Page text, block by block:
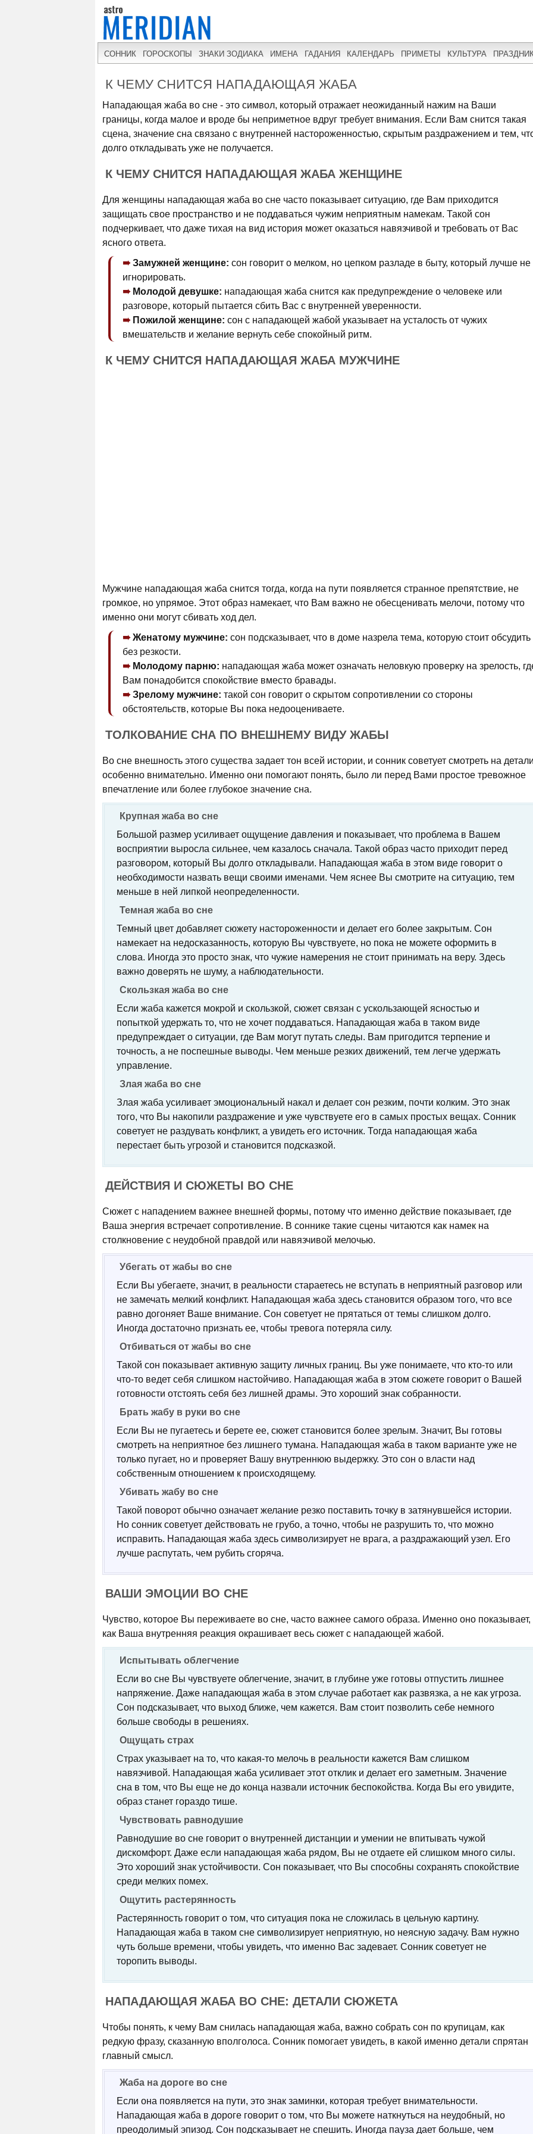
СОННИК ГОРОСКОПЫ ЗНАКИ ЗОДИАКА ИМЕНА ГАДАНИЯ КАЛЕНДАРЬ ПРИМЕТЫ КУЛЬТУРА
К ЧЕМУ СНИТСЯ НАПАДАЮЩАЯ ЖАБА
Нападающая жаба во сне - это символ, который отражает неожиданный нажим на Ваши
границы, когда малое и вроде бы неприметное вдруг требует внимания. Если Вам снится такая
сцена, значение сна связано с внутренней настороженностью, скрытым раздражением и тем,
долго откладывать уже не получается.
К ЧЕМУ СНИТСЯ НАПАДАЮЩАЯ ЖАБА ЖЕНЩИНЕ
Для женщины нападающая жаба во сне часто показывает ситуацию, где Вам приходится
защищать свое пространство и не поддаваться чужим неприятным намекам. Такой сон
подчеркивает, что даже тихая на вид история может оказаться навязчивой и требовать от Вас
ясного ответа.
Замужней женщине: сон говорит о мелком, но цепком разладе в быту, который лучше не
игнорировать.
Молодой девушке: нападающая жаба снится как предупреждение о человеке или
разговоре, который пытается сбить Вас с внутренней уверенности.
Пожилой женщине: сон с нападающей жабой указывает на усталость от чужих
вмешательств и желание вернуть себе спокойный ритм.
К ЧЕМУ СНИТСЯ НАПАДАЮЩАЯ ЖАБА МУЖЧИНЕ
Мужчине нападающая жаба снится тогда, когда на пути появляется странное препятствие, не
громкое, но упрямое. Этот образ намекает, что Вам важно не обесценивать мелочи, потому что
именно они могут сбивать ход дел.
Женатому мужчине: сон подсказывает, что в доме назрела тема, которую стоит обсудить
без резкости.
Молодому парню: нападающая жаба может означать неловкую проверку на зрелость,
Вам понадобится спокойствие вместо бравады.
Зрелому мужчине: такой сон говорит о скрытом сопротивлении со стороны
обстоятельств, которые Вы пока недооцениваете.
ТОЛКОВАНИЕ СНА ПО ВНЕШНЕМУ ВИДУ ЖАБЫ
Во сне внешность этого существа задает тон всей истории, и сонник советует смотреть на
особенно внимательно. Именно они помогают понять, было ли перед Вами простое тревожное
впечатление или более глубокое значение сна.
Крупная жаба во сне
Большой размер усиливает ощущение давления и показывает, что проблема в Вашем
восприятии выросла сильнее, чем казалось сначала. Такой образ часто приходит перед
разговором, который Вы долго откладывали. Нападающая жаба в этом виде говорит о
необходимости назвать вещи своими именами. Чем яснее Вы смотрите на ситуацию, тем
меньше в ней липкой неопределенности.
Темная жаба во сне
Темный цвет добавляет сюжету настороженности и делает его более закрытым. Сон
намекает на недосказанность, которую Вы чувствуете, но пока не можете оформить в
слова. Иногда это просто знак, что чужие намерения не стоит принимать на веру. Здесь
важно доверять не шуму, а наблюдательности.
Скользкая жаба во сне
Если жаба кажется мокрой и скользкой, сюжет связан с ускользающей ясностью и
попыткой удержать то, что не хочет поддаваться. Нападающая жаба в таком виде
предупреждает о ситуации, где Вам могут путать следы. Вам пригодится терпение и
точность, а не поспешные выводы. Чем меньше резких движений, тем легче удержать
управление.
Злая жаба во сне
Злая жаба усиливает эмоциональный накал и делает сон резким, почти колким. Это знак
того, что Вы накопили раздражение и уже чувствуете его в самых простых вещах. Сонник
советует не раздувать конфликт, а увидеть его источник. Тогда нападающая жаба
перестает быть угрозой и становится подсказкой.
ДЕЙСТВИЯ И СЮЖЕТЫ ВО СНЕ
Сюжет с нападением важнее внешней формы, потому что именно действие показывает, где
Ваша энергия встречает сопротивление. В соннике такие сцены читаются как намек на
столкновение с неудобной правдой или навязчивой мелочью.
Убегать от жабы во сне
Если Вы убегаете, значит, в реальности стараетесь не вступать в неприятный разговор или
не замечать мелкий конфликт. Нападающая жаба здесь становится образом того, что все
равно догоняет Ваше внимание. Сон советует не прятаться от темы слишком долго.
Иногда достаточно признать ее, чтобы тревога потеряла силу.
Отбиваться от жабы во сне
Такой сон показывает активную защиту личных границ. Вы уже понимаете, что кто-то или
что-то ведет себя слишком настойчиво. Нападающая жаба в этом сюжете говорит о Вашей
готовности отстоять себя без лишней драмы. Это хороший знак собранности.
Брать жабу в руки во сне
Если Вы не пугаетесь и берете ее, сюжет становится более зрелым. Значит, Вы готовы
смотреть на неприятное без лишнего тумана. Нападающая жаба в таком варианте уже не
только пугает, но и проверяет Вашу внутреннюю выдержку. Это сон о власти над
собственным отношением к происходящему.
Убивать жабу во сне
Такой поворот обычно означает желание резко поставить точку в затянувшейся истории.
Но сонник советует действовать не грубо, а точно, чтобы не разрушить то, что можно
исправить. Нападающая жаба здесь символизирует не врага, а раздражающий узел. Его
лучше распутать, чем рубить сгоряча.
ВАШИ ЭМОЦИИ ВО СНЕ
Чувство, которое Вы переживаете во сне, часто важнее самого образа. Именно оно показывает,
как Ваша внутренняя реакция окрашивает весь сюжет с нападающей жабой.
Испытывать облегчение
Если во сне Вы чувствуете облегчение, значит, в глубине уже готовы отпустить лишнее
напряжение. Даже нападающая жаба в этом случае работает как развязка, а не как угроза.
Сон подсказывает, что выход ближе, чем кажется. Вам стоит позволить себе немного
больше свободы в решениях.
Ощущать страх
Страх указывает на то, что какая-то мелочь в реальности кажется Вам слишком
навязчивой. Нападающая жаба усиливает этот отклик и делает его заметным. Значение
сна в том, что Вы еще не до конца назвали источник беспокойства. Когда Вы его увидите,
образ станет гораздо тише.
Чувствовать равнодушие
Равнодушие во сне говорит о внутренней дистанции и умении не впитывать чужой
дискомфорт. Даже если нападающая жаба рядом, Вы не отдаете ей слишком много силы.
Это хороший знак устойчивости. Сон показывает, что Вы способны сохранять спокойствие
среди мелких помех.
Ощутить растерянность
Растерянность говорит о том, что ситуация пока не сложилась в цельную картину.
Нападающая жаба в таком сне символизирует неприятную, но неясную задачу. Вам нужно
чуть больше времени, чтобы увидеть, что именно Вас задевает. Сонник советует не
торопить выводы.
НАПАДАЮЩАЯ ЖАБА ВО СНЕ: ДЕТАЛИ СЮЖЕТА
Чтобы понять, к чему Вам снилась нападающая жаба, важно собрать сон по крупицам, как
редкую фразу, сказанную вполголоса. Сонник помогает увидеть, в какой именно детали спрятан
главный смысл.
Жаба на дороге во сне
Если она появляется на пути, это знак заминки, которая требует внимательности.
Нападающая жаба в дороге говорит о том, что Вы можете наткнуться на неудобный, но
преодолимый эпизод. Сон подсказывает не спешить. Иногда пауза дает больше, чем